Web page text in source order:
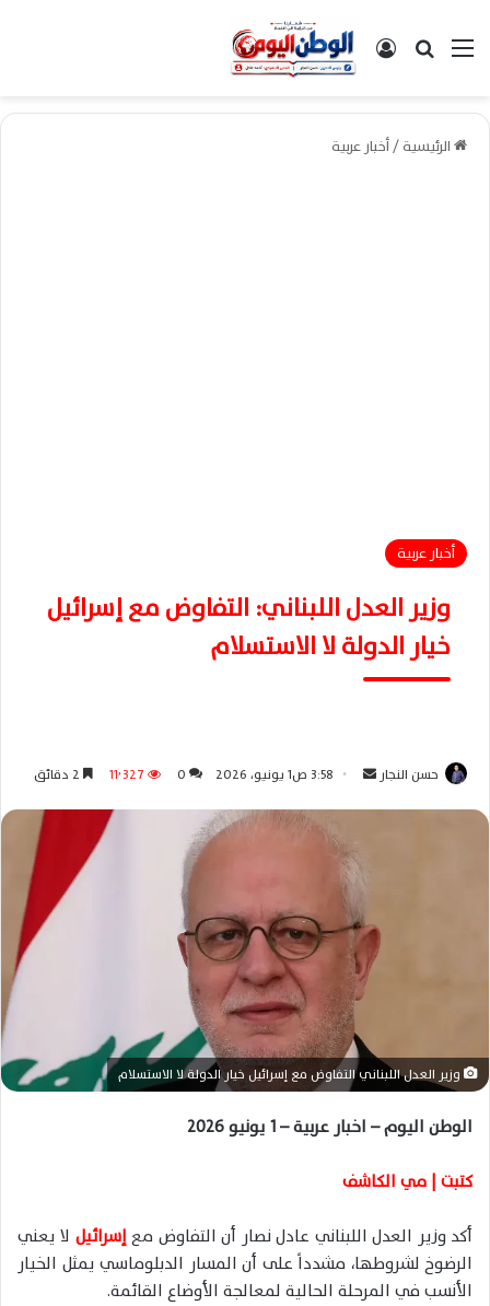
القائمةبحث عن تسجيل الدخول
الرئيسية/أخبار عربية
أخبار عربية
وزير العدل اللبناني: التفاوض مع إسرائيل
خيار الدولة لا الاستسلام
حسن النجار
ل
ي
د
ا
ل
ك
ت
ر
3:58 ص1 يونيو، 2026 0 11٬327
وزير العدل اللبناني التفاوض مع إسرائيل خيار الدولة لا الاستسلام
الوطن اليوم – اخبار عربية – 1 يونيو 2026
كتبت | مي الكاشف
أكد وزير العدل اللبناني عادل نصار أن التفاوض معإسرائيل لا يعني
الرضوخ لشروطها، مشدداً على أن المسار الدبلوماسي يمثل الخيار
الأنسب في المرحلة الحالية لمعالجة الأوضاع القائمة.